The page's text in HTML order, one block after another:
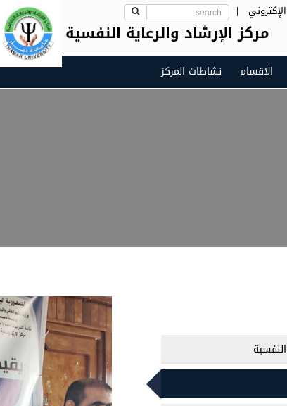
|
مركز الإرشاد والرعاية النفسية
الاقسام نشاطات المركز